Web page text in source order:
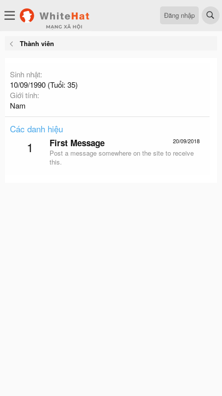
Đăng nhập
Thành viên
Sinh nhật
10/09/1990 (Tuổi: 35)
Giới tính
Nam
Các danh hiệu
1 20/09/2018
First Message
Post a message somewhere on the site to receive
this.